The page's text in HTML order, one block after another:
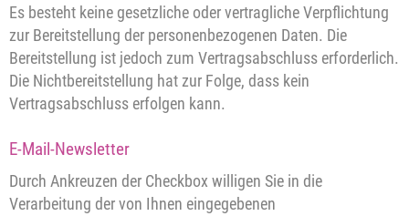
Es besteht keine gesetzliche oder vertragliche Verpflichtung
zur Bereitstellung der personenbezogenen Daten. Die
Bereitstellung ist jedoch zum Vertragsabschluss erforderlich.
Die Nichtbereitstellung hat zur Folge, dass kein
Vertragsabschluss erfolgen kann.
E-Mail-Newsletter
Durch Ankreuzen der Checkbox willigen Sie in die
Verarbeitung der von Ihnen eingegebenen